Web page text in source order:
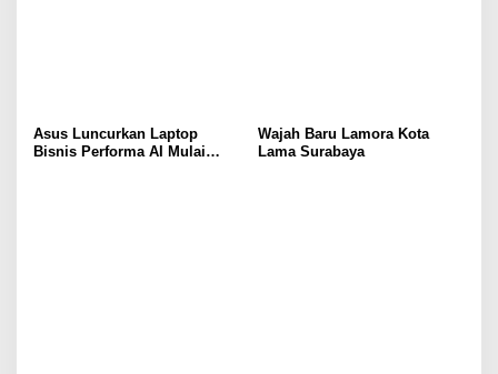
Asus Luncurkan Laptop
Bisnis Performa AI Mulai
Wajah Baru Lamora Kota
Lama Surabaya